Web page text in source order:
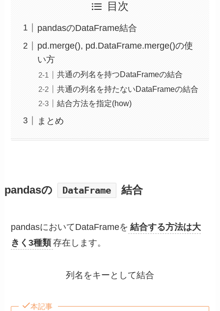
目次
pandasのDataFrame結合
pd.merge(), pd.DataFrame.merge()の使
い方
共通の列名を持つDataFrameの結合
共通の列名を持たないDataFrameの結合
結合方法を指定(how)
まとめ
pandasの DataFrame 結合
pandasにおいてDataFrameを 結合する方法は大
きく3種類 存在します。
列名をキーとして結合
本記事